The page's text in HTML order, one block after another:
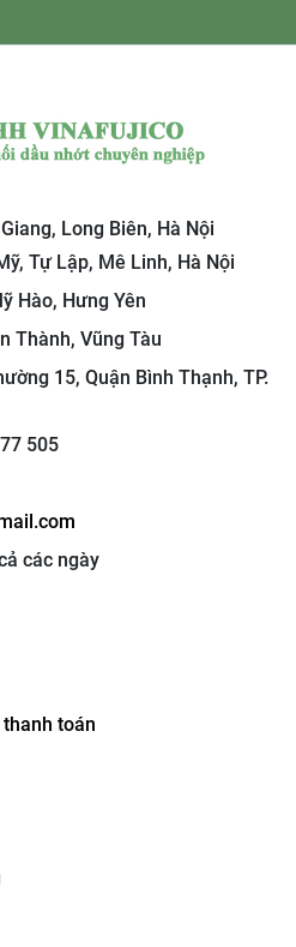
Long Biên, Hà Nội
Tự Lập, Mê Linh, Hà Nội
Hào, Hưng Yên
Thành, Vũng Tàu
15, Quận Bình Thạnh, TP.
505
các ngày
toán